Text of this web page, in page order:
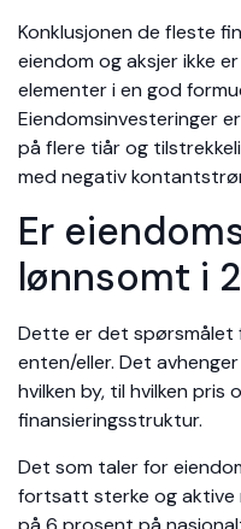
Konklusjonen de fleste
eiendom og aksjer ikke
elementer i en god
Eiendomsinvesteringer
på flere tiår og
med negativ
Er
lønnsomt i
Dette er det spørsmålet
enten/eller. Det
hvilken by, til hvilken pris
finansieringsstruktur.
Det som taler for
fortsatt sterke og aktive